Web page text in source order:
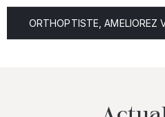
ORTHOPTISTE, AMELIOREZ